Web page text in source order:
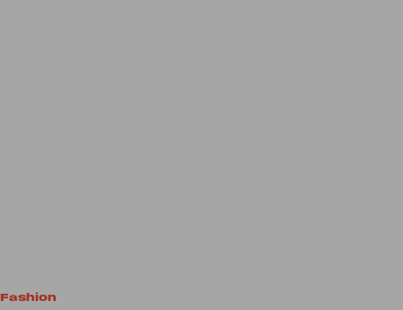
Fashion